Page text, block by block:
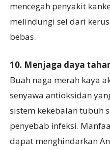
mencegah penyakit
melindungi sel dari
bebas.
10. Menjaga daya
Buah naga merah kaya
senyawa antioksidan
sistem kekebalan tubuh
penyebab infeksi.
dapat menghindarkan